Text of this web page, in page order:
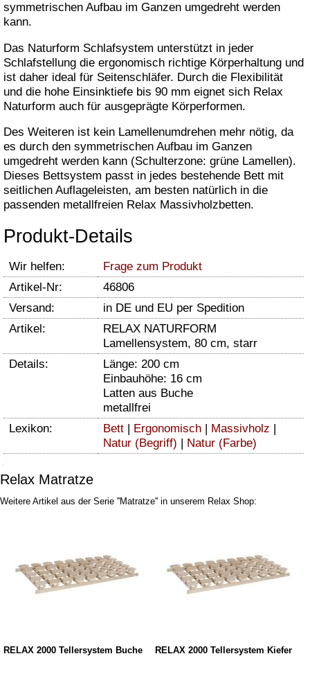
symmetrischen Aufbau im Ganzen umgedreht werden
kann.
Das Naturform Schlafsystem unterstützt in jeder
Schlafstellung die ergonomisch richtige Körperhaltung und
ist daher ideal für Seitenschläfer. Durch die Flexibilität
und die hohe Einsinktiefe bis 90 mm eignet sich Relax
Naturform auch für ausgeprägte Körperformen.
Des Weiteren ist kein Lamellenumdrehen mehr nötig, da
es durch den symmetrischen Aufbau im Ganzen
umgedreht werden kann (Schulterzone: grüne Lamellen).
Dieses Bettsystem passt in jedes bestehende Bett mit
seitlichen Auflageleisten, am besten natürlich in die
passenden metallfreien Relax Massivholzbetten.
Produkt-Details
Wir helfen:
Frage zum Produkt
Artikel-Nr:
46806
Versand:
in DE und EU per Spedition
Artikel:
RELAX NATURFORM
Lamellensystem, 80 cm, starr
Details:
Länge: 200 cm
Einbauhöhe: 16 cm
Latten aus Buche
metallfrei
Lexikon:
Bett | Ergonomisch | Massivholz |
Natur (Begriff) | Natur (Farbe)
Relax Matratze
Weitere Artikel aus der Serie ''Matratze'' in unserem Relax Shop:
RELAX 2000 Tellersystem Buche RELAX 2000 Tellersystem Kiefer